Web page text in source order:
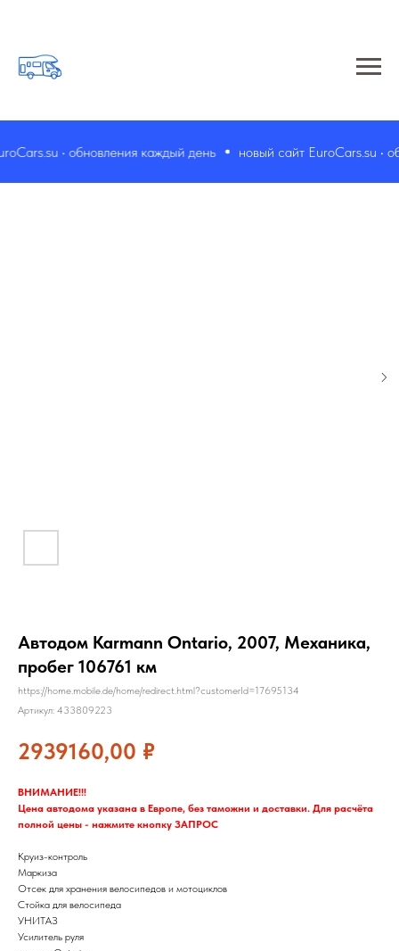
• обновления каждый день новый сайт EuroCars.su •
Автодом Karmann Ontario, 2007, Механика,
пробег 106761 км
https://home.mobile.de/home/redirect.html?customerId=17695134
Артикул: 433809223
2939160,00 ₽
ВНИМАНИЕ!!!
Цена автодома указана в Европе, без таможни и доставки. Для расчёта
полной цены - нажмите кнопку ЗАПРОС
Круиз-контроль
Маркиза
Отсек для хранения велосипедов и мотоциклов
Стойка для велосипеда
УНИТАЗ
Усилитель руля